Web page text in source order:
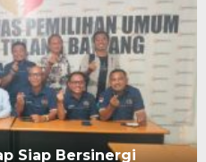
Siap Bersinergi